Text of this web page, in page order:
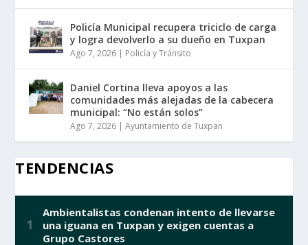
Policía Municipal recupera triciclo de carga
y logra devolverlo a su dueño en Tuxpan
Ago 7, 2026 | Policía y Tránsito
Daniel Cortina lleva apoyos a las
comunidades más alejadas de la cabecera
municipal: “No están solos”
Ago 7, 2026 |Ayuntamiento de Tuxpan
TENDENCIAS